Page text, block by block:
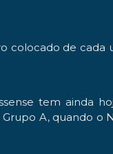
de
tem ainda
A, quando